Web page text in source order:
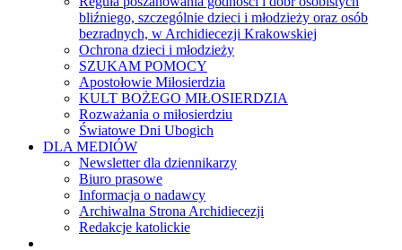
bliźniego, szczególnie dzieci i młodzieży oraz osób
bezradnych, w Archidiecezji Krakowskiej
Ochrona dzieci i młodzieży
SZUKAM POMOCY
Apostołowie Miłosierdzia
KULT BOŻEGO MIŁOSIERDZIA
Rozważania o miłosierdziu
Światowe Dni Ubogich
DLA MEDIÓW
Newsletter dla dziennikarzy
Biuro prasowe
Informacja o nadawcy
Archiwalna Strona Archidiecezji
Redakcje katolickie